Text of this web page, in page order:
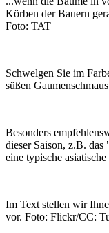
Körben der Bauern
Foto: TAT
Schwelgen Sie im
süßen
Besonders
dieser Saison, z.B.
eine typische
Im Text stellen wir
vor. Foto: Flickr/CC: